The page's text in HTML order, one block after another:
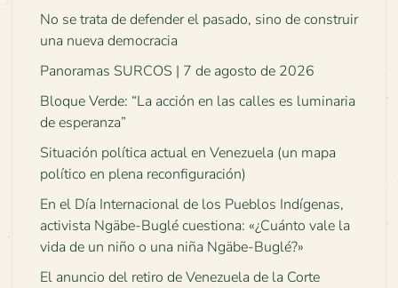
No se trata de defender el pasado, sino de construir
una nueva democracia
Panoramas SURCOS | 7 de agosto de 2026
Bloque Verde: “La acción en las calles es luminaria
de esperanza”
Situación política actual en Venezuela (un mapa
político en plena reconfiguración)
En el Día Internacional de los Pueblos Indígenas,
activista Ngäbe-Buglé cuestiona: «¿Cuánto vale la
vida de un niño o una niña Ngäbe-Buglé?»
El anuncio del retiro de Venezuela de la Corte